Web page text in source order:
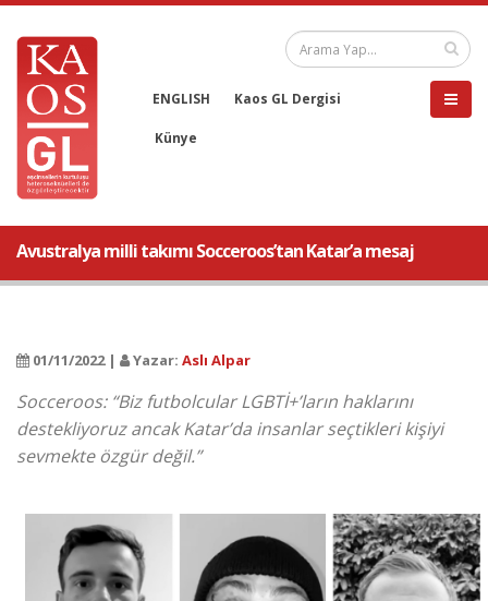
ENGLISH Kaos GL Dergisi
Künye
Avustralya milli takımı Socceroos’tan Katar’a mesaj
01/11/2022 | Yazar: Aslı Alpar
Socceroos: “Biz futbolcular LGBTİ+’ların haklarını
destekliyoruz ancak Katar’da insanlar seçtikleri kişiyi
sevmekte özgür değil.”